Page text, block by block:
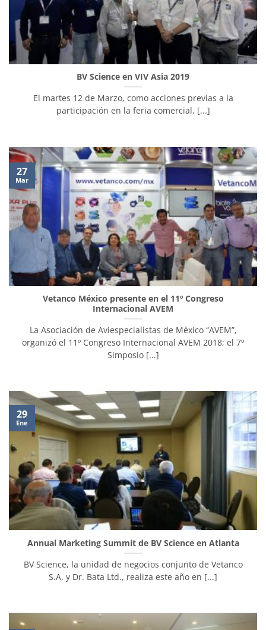
BV Science en VIV Asia 2019
El martes 12 de Marzo, como acciones previas a la
participación en la feria comercial, [...]
Vetanco México presente en el 11º Congreso
Internacional AVEM
La Asociación de Aviespecialistas de México “AVEM”,
organizó el 11º Congreso Internacional AVEM 2018; el 7º
Simposio [...]
27
Mar
Annual Marketing Summit de BV Science en Atlanta
BV Science, la unidad de negocios conjunto de Vetanco
S.A. y Dr. Bata Ltd., realiza este año en [...]
29
Ene